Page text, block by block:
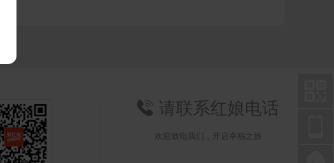
 请联系红娘电话
欢迎致电我们，开启幸福之旅